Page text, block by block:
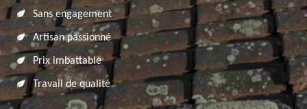
Sans engagement
Artisan passionné
Prix imbattable
Travail de qualité